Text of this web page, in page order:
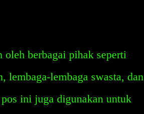
oleh berbagai pihak seperti
lembaga-lembaga swasta, dan
ini juga digunakan untuk